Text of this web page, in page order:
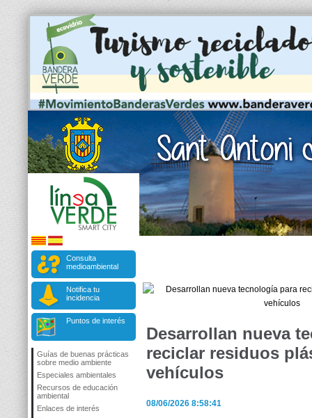
Consulta
medioambiental
Notifica tu
incidencia
Puntos de interés
Guías de buenas prácticas
sobre medio ambiente
Especiales ambientales
Recursos de educación
ambiental
Enlaces de interés
Desarrollan nueva
reciclar residuos
vehículos
08/06/2026 8:58:41